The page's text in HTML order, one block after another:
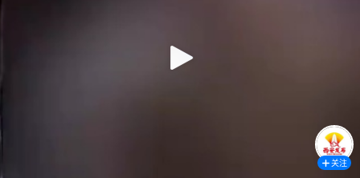
关注